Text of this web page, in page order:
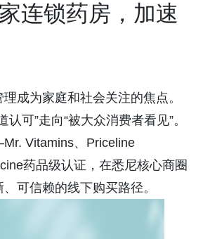
连锁药房，加速
成为家庭和社会关注的焦点。
可”走向“被大众消费者看见”。
Vitamins、Priceline
药品级认证，在悉尼核心商圈
可信赖的线下购买路径。